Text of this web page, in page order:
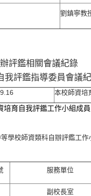
劉鎮寧教
評鑑相關會議紀錄
評鑑指導委員會議
本校師資培
培育自我評鑑工作小組成員
學校師資類科自辦評鑑工作
服務單位
副校長室